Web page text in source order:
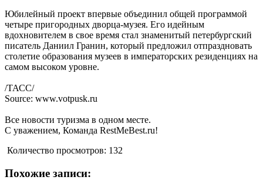
Юбилейный проект впервые объединил общей программой
четыре пригородных дворца-музея. Его идейным
вдохновителем в свое время стал знаменитый петербургский
писатель Даниил Гранин, который предложил отпраздновать
столетие образования музеев в императорских резиденциях на
самом высоком уровне.
/ТАСС/
Source: www.votpusk.ru
Все новости туризма в одном месте.
С уважением, Команда RestMeBest.ru!
Количество просмотров: 132
Похожие записи: